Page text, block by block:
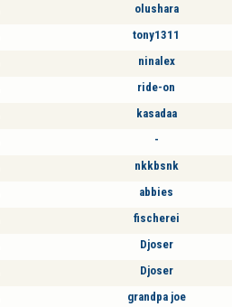
olushara
tony1311
ninalex
ride-on
kasadaa
-
nkkbsnk
abbies
fischerei
Djoser
Djoser
grandpa joe